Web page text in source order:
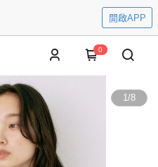
開啟APP
0
1/8